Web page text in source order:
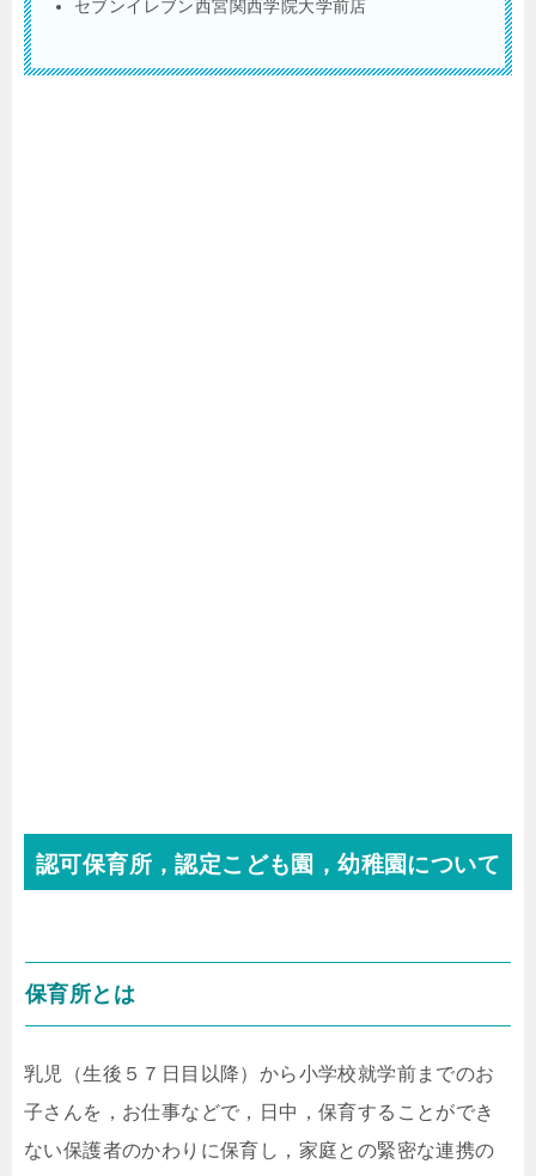
セブンイレブン西宮関西学院大学前店
認可保育所，認定こども園，幼稚園について
保育所とは
乳児（生後５７日目以降）から小学校就学前までのお
子さんを，お仕事などで，日中，保育することができ
ない保護者のかわりに保育し，家庭との緊密な連携の